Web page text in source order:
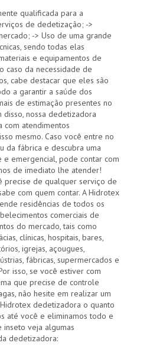
qualificada para a
de dedetização; ->
-> Uso de uma grande
sendo todas elas
e equipamentos de
caso da necessidade de
cabe destacar que eles são
a garantir a saúde dos
de estimação presentes no
nossa dedetizadora
com atendimentos
mesmo. Caso você entre no
da fábrica e descubra uma
e emergencial, pode contar com
de imediato lhe atender!
precise de qualquer serviço de
com quem contar. A Hidrotex
residências de todos os
comerciais de
do mercado, tais como
clínicas, hospitais, bares,
igrejas, açougues,
fábricas, supermercados e
isso, se você estiver com
que precise de controle
não hesite em realizar um
dedetizadora o quanto
até você e eliminamos todo e
veja algumas
dedetizadora: